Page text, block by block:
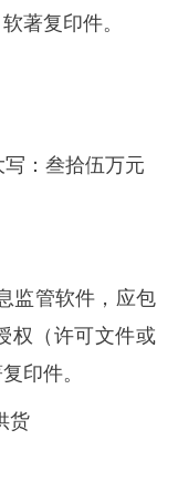
著复印件。
写：叁拾伍万元
监管软件，应包
权（许可文件或
印件。
货